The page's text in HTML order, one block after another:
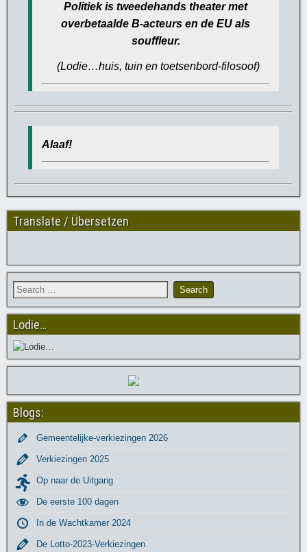
Politiek is tweedehands theater met
overbetaalde B-acteurs en de EU als
souffleur.
(Lodie…huis, tuin en toetsenbord-filosoof)
Alaaf!
Translate / Übersetzen
Lodie…
Blogs:
Gemeentelijke-verkiezingen 2026
Verkiezingen 2025
Op naar de Uitgang
De eerste 100 dagen
In de Wachtkamer 2024
De Lotto-2023-Verkiezingen